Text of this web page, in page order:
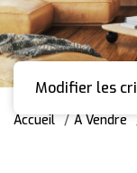
Modifier les
Accueil A Vendre